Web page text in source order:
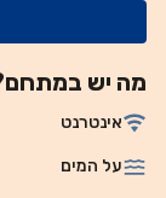
מה יש
אינטרנט
על המים